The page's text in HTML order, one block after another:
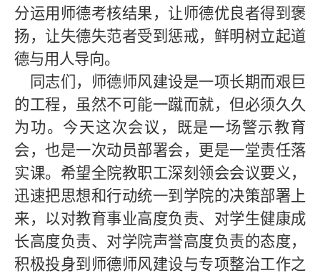
分运用师德考核结果，让师德优良者得到褒
扬，让失德失范者受到惩戒，鲜明树立起道
德与用人导向。
同志们，师德师风建设是一项长期而艰巨
的工程，虽然不可能一蹴而就，但必须久久
为功。今天这次会议，既是一场警示教育
会，也是一次动员部署会，更是一堂责任落
实课。希望全院教职工深刻领会会议要义，
迅速把思想和行动统一到学院的决策部署上
来，以对教育事业高度负责、对学生健康成
长高度负责、对学院声誉高度负责的态度，
积极投身到师德师风建设与专项整治工作之